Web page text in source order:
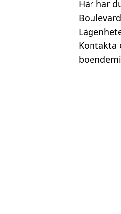
Här har
Kontakta